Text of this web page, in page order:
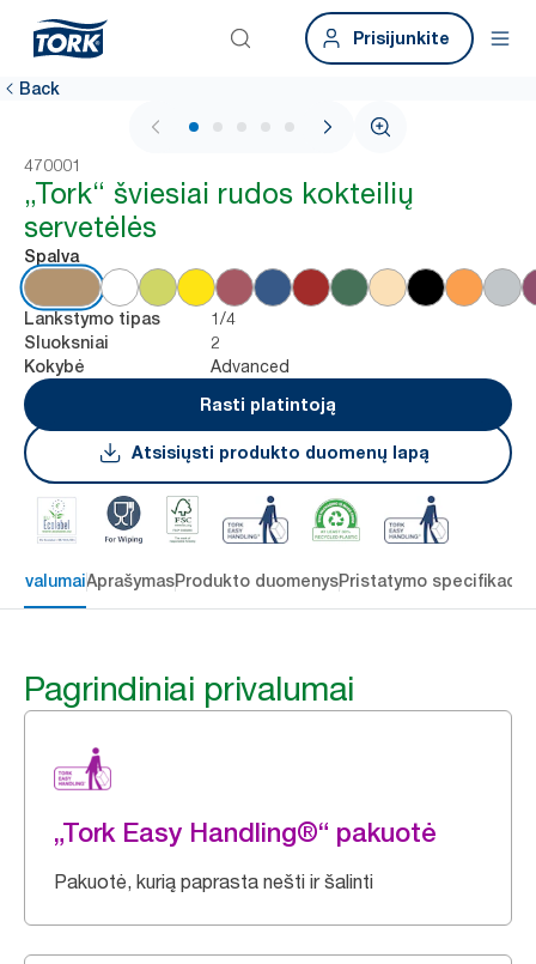
Prisijunkite
Back
1 / 5
470001
„Tork“ šviesiai rudos kokteilių
servetėlės
Spalva
Lankstymo tipas 1/4
Sluoksniai 2
Kokybė
Advanced
Rasti platintoją
Atsisiųsti produkto duomenų lapą
AprašymasProdukto duomenysPristatymo
Pagrindiniai privalumai
„Tork Easy Handling®“ pakuotė
Pakuotė, kurią paprasta nešti ir šalinti